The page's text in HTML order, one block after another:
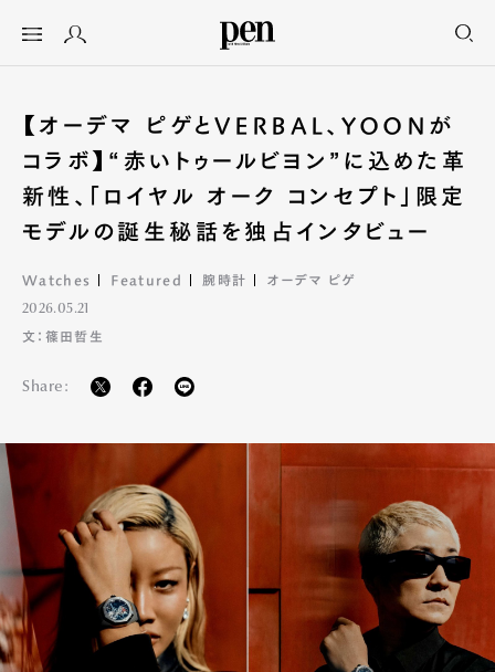
【オーデマ ピゲとVERBAL、YOONが
コラボ】“赤いトゥールビヨン”に込めた革
新性、「ロイヤル オーク コンセプト」限定
モデルの誕生秘話を独占インタビュー
Watches Featured 腕時計 オーデマ ピゲ
2026.05.21
文：篠田哲生
Share: